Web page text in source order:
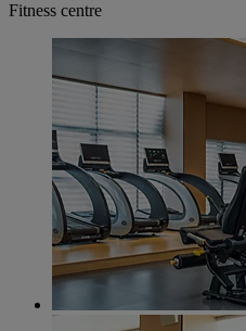
Fitness centre